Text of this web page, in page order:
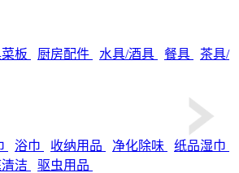
板 厨房配件 水具/酒具 餐具
茶具/
浴巾 收纳用品 净化除味
纸品湿巾
洁 驱虫用品